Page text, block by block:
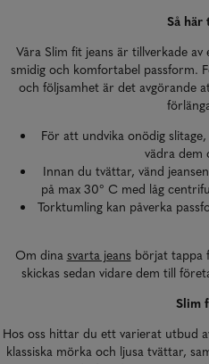
Så här
Våra Slim fit jeans är tillverkade
smidig och komfortabel passform.
och följsamhet är det avgörande
För att undvika onödig
vädra dem
Innan du tvättar, vänd
på max 30° C med låg
Torktumling kan påverka
Om dina svarta jeans börjat tappa
skickas sedan vidare dem till
Slim
Hos oss hittar du ett varierat utbud
klassiska mörka och ljusa tvättar,